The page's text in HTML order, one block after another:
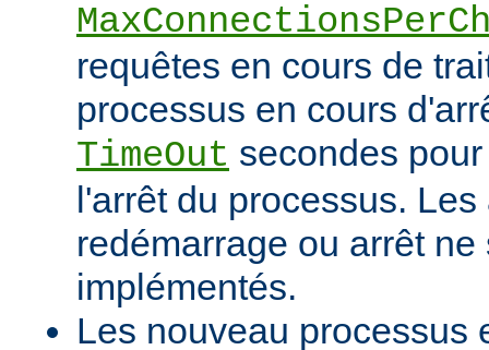
requêtes en cours de
processus en cours
TimeOut secondes
l'arrêt du processus.
redémarrage ou arrêt ne
implémentés.
Les nouveau processus